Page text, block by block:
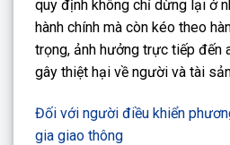
quy định không chỉ dừng lại ở
hành chính mà còn kéo theo
trọng, ảnh hưởng trực tiếp đến
gây thiệt hại về người và tài
Đối với người điều khiển
gia giao thông